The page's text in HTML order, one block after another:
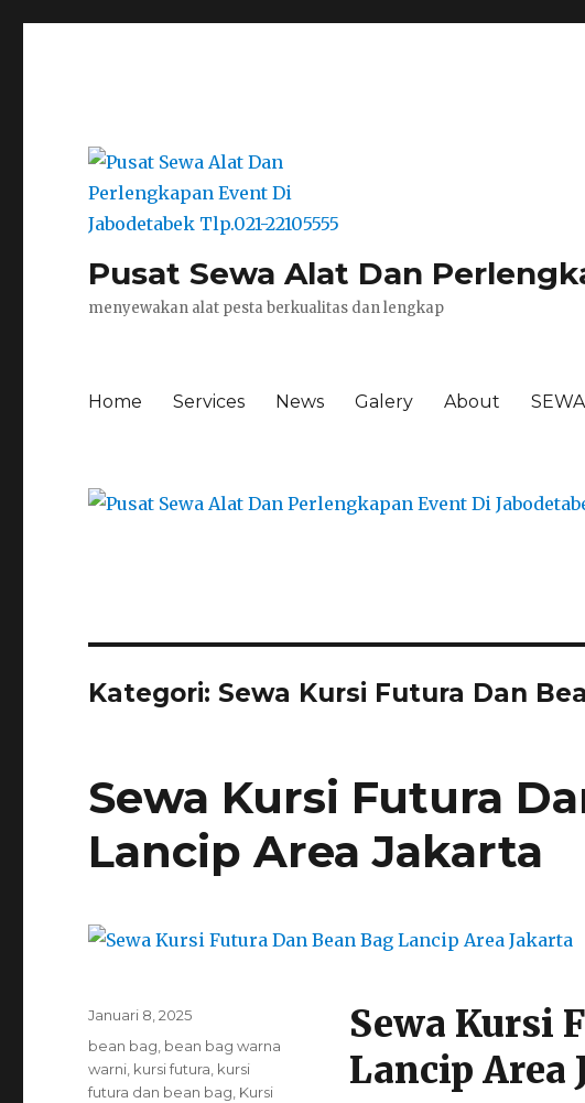
Pusat Sewa Alat Dan
menyewakan alat pesta berkualitas dan lengkap
Home Services News Galery About
Kategori: Sewa Kursi Futura Dan
Sewa Kursi Futura
Lancip Area Jakarta
Sewa Kursi
Lancip Area
Posted
on
Januari 8, 2025
Categories
bean bag bean bag warna
warni kursi futura kursi
futura dan bean bag Kursi